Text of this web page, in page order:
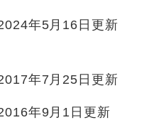
年5月16日更新
年7月25日更新
年9月1日更新